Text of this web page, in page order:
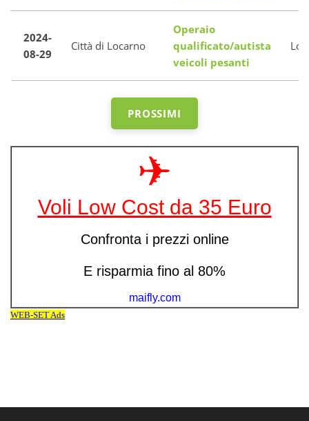
2024-
08-29
Città di Locarno
Operaio
qualificato/autista
veicoli pesanti
PROSSIMI